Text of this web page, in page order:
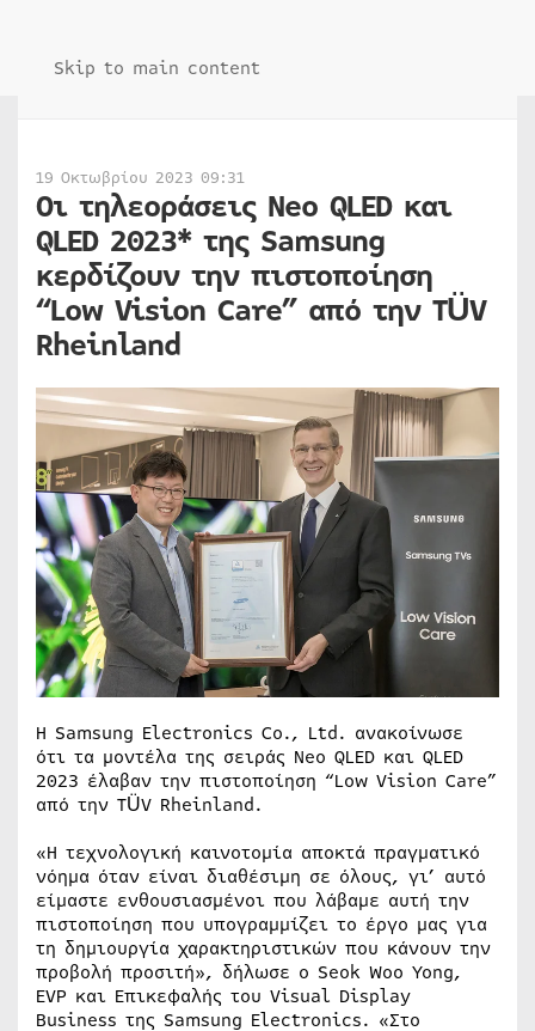
Skip to main content
19 Οκτωβρίου 2023 09:31
Οι τηλεοράσεις Neo QLED και
QLED 2023* της Samsung
κερδίζουν την πιστοποίηση
“Low Vision Care” από την TÜV
Rheinland
Η Samsung Electronics Co., Ltd. ανακοίνωσε
ότι τα μοντέλα της σειράς Neo QLED και QLED
2023 έλαβαν την πιστοποίηση “Low Vision Care”
από την TÜV Rheinland.
«Η τεχνολογική καινοτομία αποκτά πραγματικό
νόημα όταν είναι διαθέσιμη σε όλους, γι’ αυτό
είμαστε ενθουσιασμένοι που λάβαμε αυτή την
πιστοποίηση που υπογραμμίζει το έργο μας για
τη δημιουργία χαρακτηριστικών που κάνουν την
προβολή προσιτή», δήλωσε ο Seok Woo Yong,
EVP και Επικεφαλής του Visual Display
Business της Samsung Electronics. «Στο